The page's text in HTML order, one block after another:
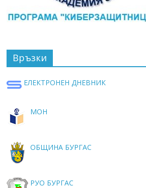
Връзки
ЕЛЕКТРОНЕН ДНЕВНИК
МОН
ОБЩИНА БУРГАС
РУО БУРГАС